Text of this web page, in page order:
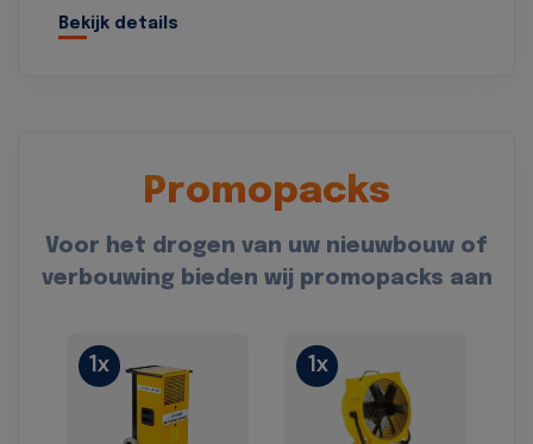
Bekijk details
Promopacks
Voor het drogen van uw nieuwbouw of
verbouwing bieden wij promopacks aan
1x 1x